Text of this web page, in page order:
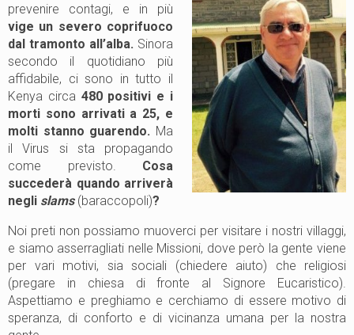
prevenire contagi, e in più
vige un severo coprifuoco
dal tramonto all’alba. Sinora
secondo il quotidiano più
affidabile, ci sono in tutto il
Kenya circa 480 positivi e i
morti sono arrivati a 25, e
molti stanno guarendo. Ma
il Virus si sta propagando
come previsto. Cosa
succederà quando arriverà
negli slams (baraccopoli)?
Noi preti non possiamo muoverci per visitare i nostri villaggi,
e siamo asserragliati nelle Missioni, dove però la gente viene
per vari motivi, sia sociali (chiedere aiuto) che religiosi
(pregare in chiesa di fronte al Signore Eucaristico).
Aspettiamo e preghiamo e cerchiamo di essere motivo di
speranza, di conforto e di vicinanza umana per la nostra